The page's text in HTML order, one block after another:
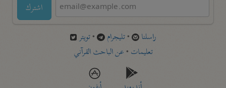
اشترك
راسلنا •تليجرام •تويتر
تعليمات •عن الباحث القرآني